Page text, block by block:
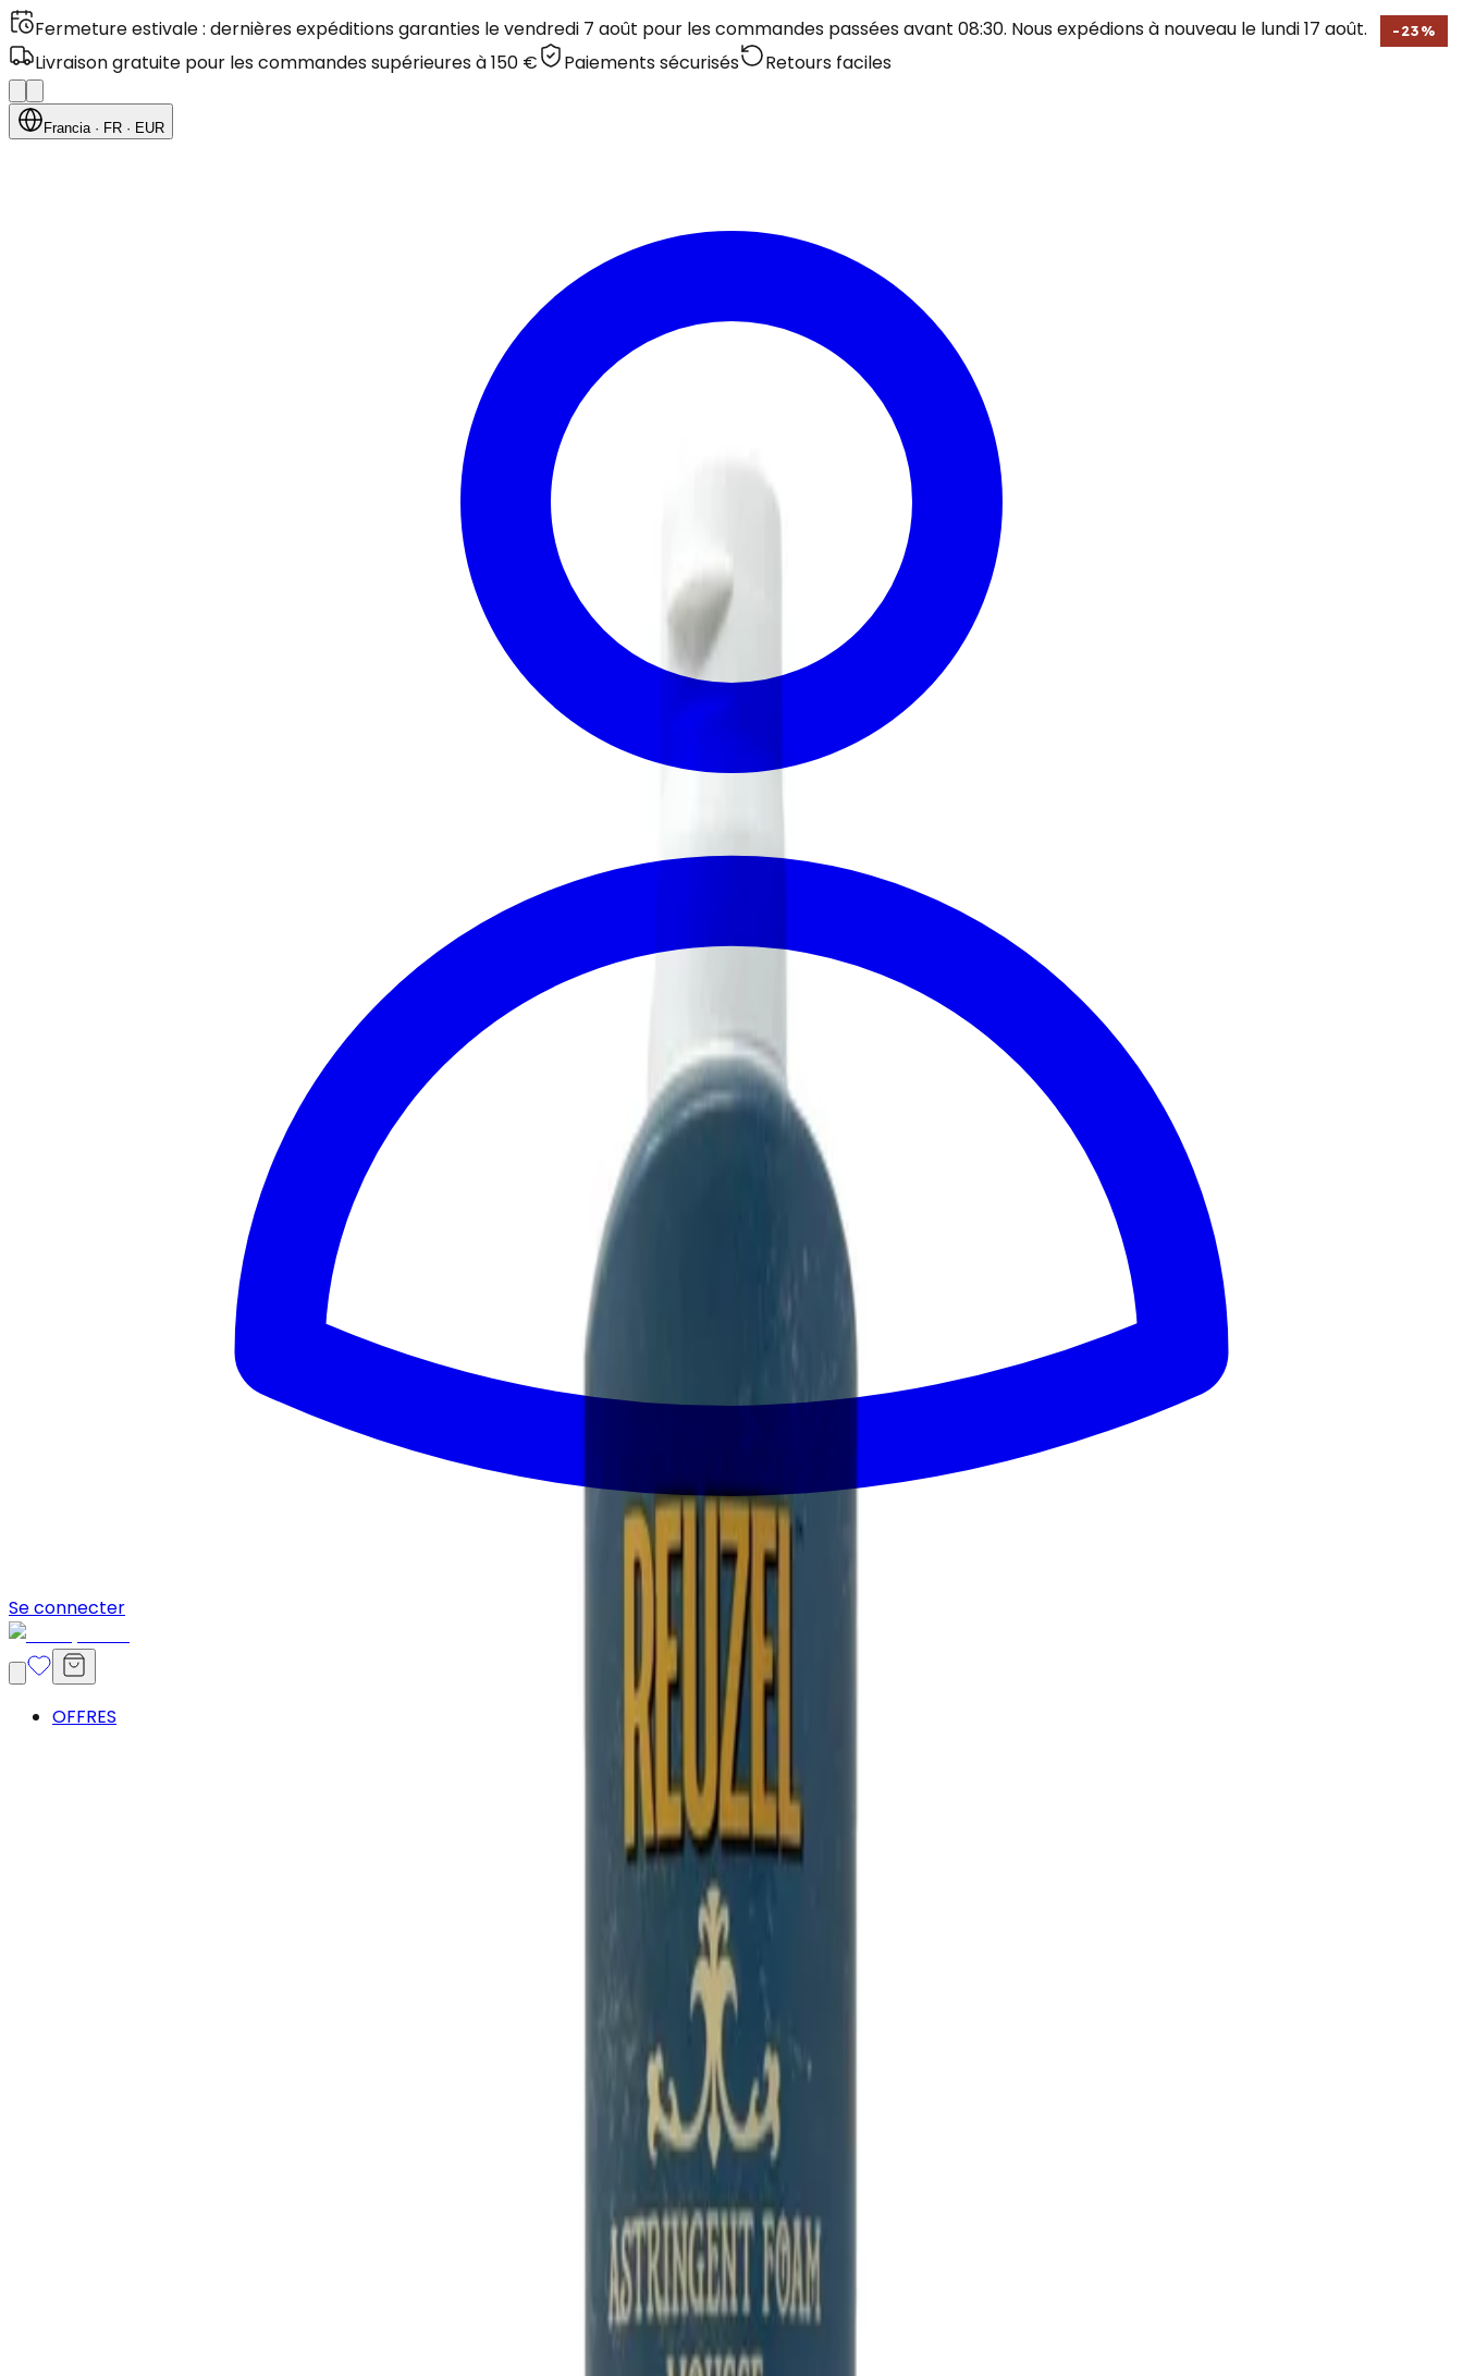
Fermeture estivale : dernières expéditions garanties le vendredi 7 août pour les commandes passées avant 08:30. Nous expédions à nouveau le lundi 17 août.
Livraison gratuite pour les commandes supérieures à 150 €
Paiements sécurisés Retours faciles
Francia· FR · EUR
Se connecter
OFFRES
- 23 %